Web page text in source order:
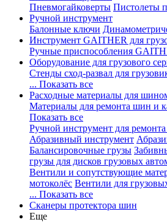
Пневмогайковерты Пистолеты
Ручной инструмент
Балонные ключи
Инструмент GAITHER для
Ручные приспособления
Оборудование для грузового
Стенды сход-развал для
... Показать все
Расходные материалы для
Материалы для ремонта шин и
Показать все
Ручной инструмент для
Абразивный инструмент
Балансировочные грузы
грузы для дисков грузовых
Вентили и сопутствующие
мотоколёс Вентили для
... Показать все
Сканеры протектора шин
Еще